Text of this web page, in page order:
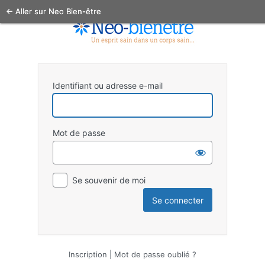
Identifiant ou adresse e-mail
Mot de passe
Se souvenir de moi
Inscription Mot de passe oublié ?
← Aller sur Neo Bien-être